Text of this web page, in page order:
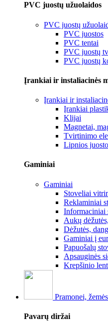
PVC juostų užuolaidos
PVC juostų
PVC juostos
PVC tentai
PVC juostų
PVC juostų
Įrankiai ir instaliacinės
Įrankiai ir
Įrankiai
Klijai
Magnetai,
Tvirtinimo
Lipnios
Gaminiai
Gaminiai
Stoveliai
Reklaminiai
Informaciniai
Aukų
Dėžutės,
Gaminiai į
Papuošalų
Apsauginės
Krepšinio
Pramonei,
Pavarų diržai